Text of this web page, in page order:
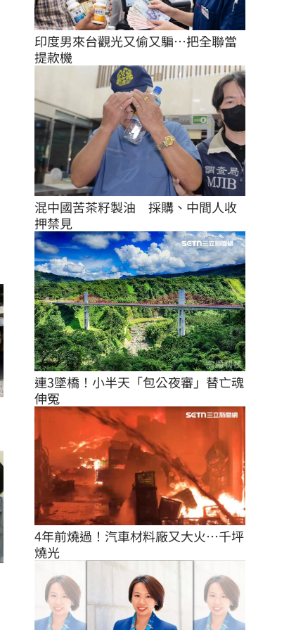
印度男來台觀光又偷又騙…把全聯當
提款機
混中國苦茶籽製油　採購、中間人收
押禁見
連3墜橋！小半天「包公夜審」替亡魂
伸冤
4年前燒過！汽車材料廠又大火…千坪
燒光